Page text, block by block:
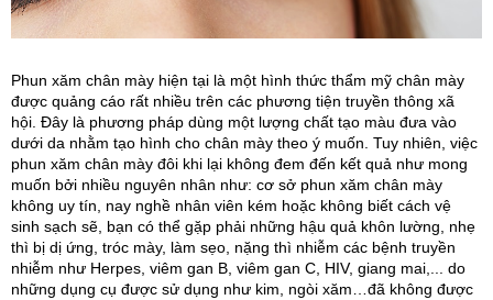
Phun xăm chân mày hiện tại là một hình thức thẩm mỹ chân mày
được quảng cáo rất nhiều trên các phương tiện truyền thông xã
hội. Đây là phương pháp dùng một lượng chất tạo màu đưa vào
dưới da nhằm tạo hình cho chân mày theo ý muốn. Tuy nhiên, việc
phun xăm chân mày đôi khi lại không đem đến kết quả như mong
muốn bởi nhiều nguyên nhân như: cơ sở phun xăm chân mày
không uy tín, nay nghề nhân viên kém hoặc không biết cách vệ
sinh sạch sẽ, bạn có thể gặp phải những hậu quả khôn lường, nhẹ
thì bị dị ứng, tróc mày, làm sẹo, nặng thì nhiễm các bệnh truyền
nhiễm như Herpes, viêm gan B, viêm gan C, HIV, giang mai,... do
những dụng cụ được sử dụng như kim, ngòi xăm…đã không được